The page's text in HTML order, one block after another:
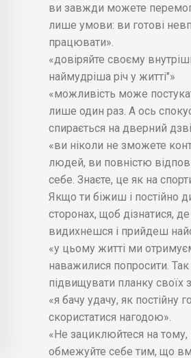
ви завжди можете
лише умови: ви готові
працювати».
«довіряйте своєму
наймудріша річ у житті"»
«можливість може
лише один раз. А ось
спирається на дверний
«ви ніколи не зможете
людей, ви повністю
себе. Знаєте, це як на
Якщо ти біжиш і постійно
сторонах, щоб дізнатися,
видихнешся і прийдеш
«у цьому житті ми
наважилися попросити. Так
підвищувати планку своїх
«я бачу удачу, як постійну
скористатися нагодою».
«Не зациклюйтеся на
обмежуйте себе тим, що